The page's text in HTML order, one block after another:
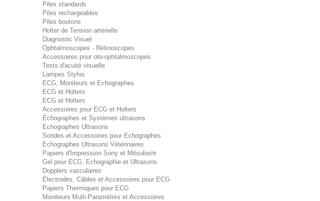
Piles standards
Piles rechargeables
Piles boutons
Holter de Tension artérielle
Diagnostic Visuel
Ophtalmoscopes - Rétinoscopes
Accessoires pour oto-ophtalmoscopes
Tests d'acuité visuelle
Lampes Stylos
ECG, Moniteurs et Echographes
ECG et Holters
ECG et Holters
Accessoires pour ECG et Holters
Échographes et Systèmes ultrasons
Echographes Ultrasons
Sondes et Accessoires pour Echographes
Echographes Ultrasons Vétérinaires
Papiers d'Impression Sony et Mitsubishi
Gel pour ECG, Echographie et Ultrasons
Dopplers vasculaires
Électrodes, Câbles et Accessoires pour ECG
Papiers Thermiques pour ECG
Moniteurs Multi-Paramètres et Accessoires